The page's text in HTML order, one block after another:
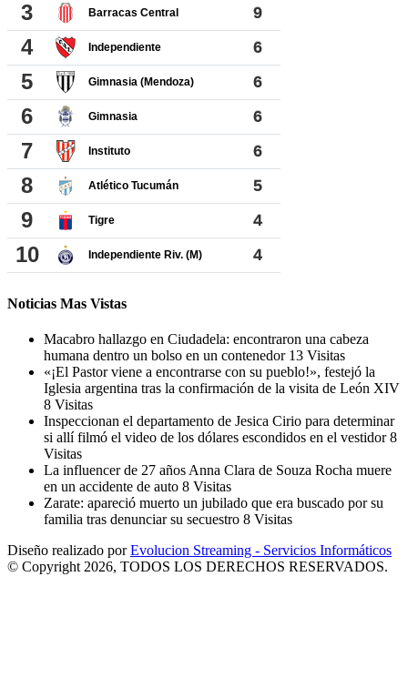
Noticias Mas Vistas
Macabro hallazgo en Ciudadela: encontraron una cabeza
humana dentro un bolso en un contenedor 13 Visitas
«¡El Pastor viene a encontrarse con su pueblo!», festejó la
Iglesia argentina tras la confirmación de la visita de León XIV
8 Visitas
Inspeccionan el departamento de Jesica Cirio para determinar
si allí filmó el video de los dólares escondidos en el vestidor8
Visitas
La influencer de 27 años Anna Clara de Souza Rocha muere
en un accidente de auto 8 Visitas
Zarate: apareció muerto un jubilado que era buscado por su
familia tras denunciar su secuestro 8 Visitas
Diseño realizado porEvolucion Streaming - Servicios Informáticos
© Copyright 2026, TODOS LOS DERECHOS RESERVADOS.